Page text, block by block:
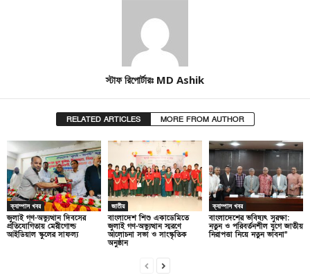
স্টাফ রিপোর্টারঃ MD Ashik
RELATED ARTICLES MORE FROM AUTHOR
ক্যাম্পাস খবর
জুলাই গণ-অভ্যুত্থান দিবসের
প্রতিযোগিতায় মেরীগোল্ড
আইডিয়াল স্কুলের সাফল্য
জাতীয়
বাংলাদেশ শিশু একাডেমিতে
জুলাই গণ-অভ্যুত্থান স্মরণে
আলোচনা সভা ও সাংস্কৃতিক
অনুষ্ঠান
ক্যাম্পাস খবর
বাংলাদেশের ভবিষ্যৎ সুরক্ষা:
নতুন ও পরিবর্তনশীল যুগে জাতীয়
নিরাপত্তা নিয়ে নতুন ভাবনা”